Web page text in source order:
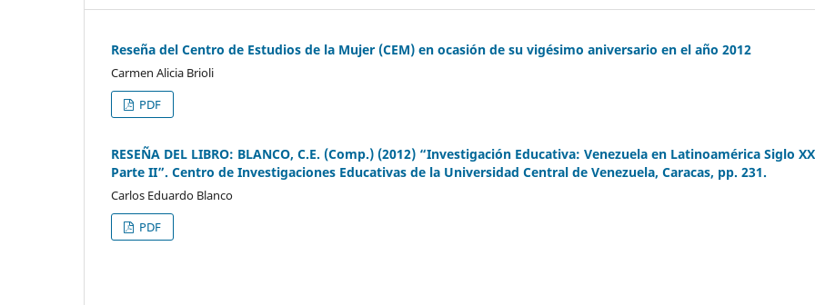
Reseña del Centro de Estudios de la Mujer (CEM) en ocasión de su vigésimo aniversario en el año 2012
Carmen Alicia Brioli
PDF
RESEÑA DEL LIBRO: BLANCO, C.E. (Comp.) (2012) “Investigación Educativa: Venezuela en Latinoamérica Siglo
Parte II”. Centro de Investigaciones Educativas de la Universidad Central de Venezuela, Caracas, pp. 231.
Carlos Eduardo Blanco
PDF